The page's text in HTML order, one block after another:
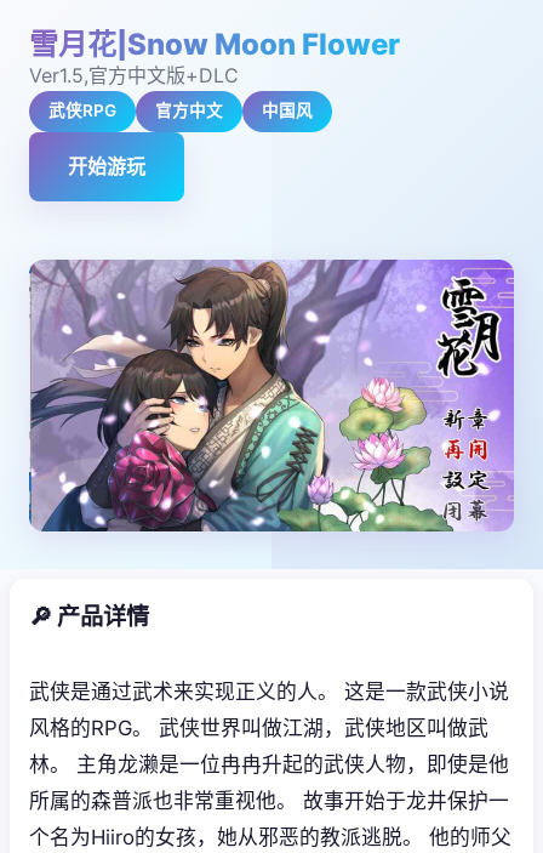
雪月花|Snow Moon Flower
Ver1.5,官方中文版+DLC
武侠RPG 官方中文 中国风
开始游玩
🔎 产品详情
武侠是通过武术来实现正义的人。 这是一款武侠小说
风格的RPG。 武侠世界叫做江湖，武侠地区叫做武
林。 主角龙濑是一位冉冉升起的武侠人物，即使是他
所属的森普派也非常重视他。 故事开始于龙井保护一
个名为Hiiro的女孩，她从邪恶的教派逃脱。 他的师父